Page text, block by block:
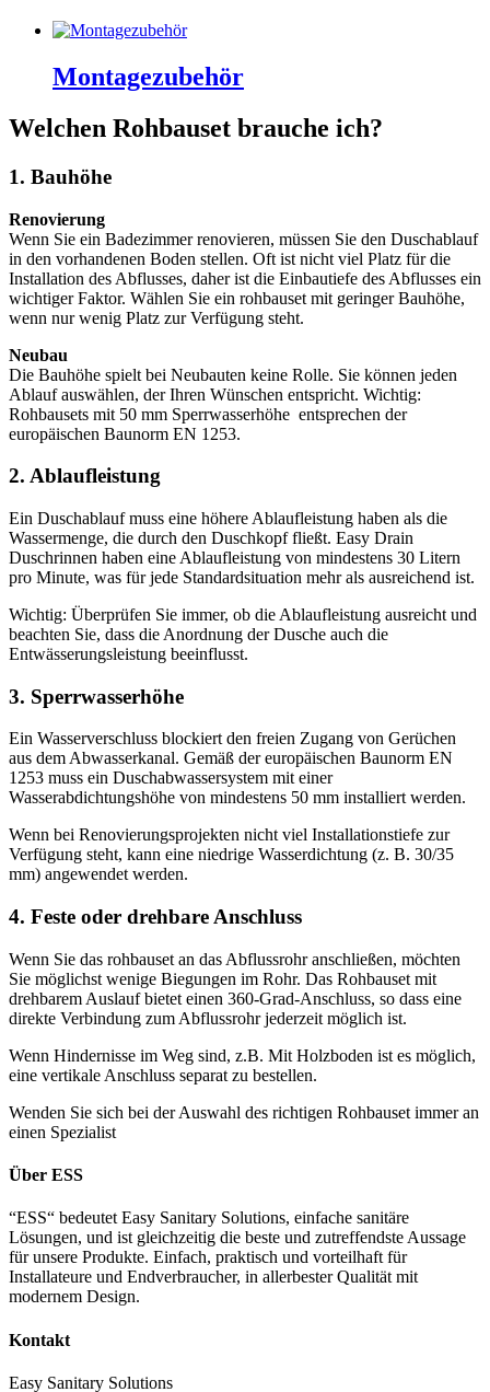
Montagezubehör
Welchen Rohbauset brauche ich?
1. Bauhöhe
Renovierung
Wenn Sie ein Badezimmer renovieren, müssen Sie den Duschablauf
in den vorhandenen Boden stellen. Oft ist nicht viel Platz für die
Installation des Abflusses, daher ist die Einbautiefe des Abflusses ein
wichtiger Faktor. Wählen Sie ein rohbauset mit geringer Bauhöhe,
wenn nur wenig Platz zur Verfügung steht.
Neubau
Die Bauhöhe spielt bei Neubauten keine Rolle. Sie können jeden
Ablauf auswählen, der Ihren Wünschen entspricht. Wichtig:
Rohbausets mit 50 mm Sperrwasserhöhe entsprechen der
europäischen Baunorm EN 1253.
2. Ablaufleistung
Ein Duschablauf muss eine höhere Ablaufleistung haben als die
Wassermenge, die durch den Duschkopf fließt. Easy Drain
Duschrinnen haben eine Ablaufleistung von mindestens 30 Litern
pro Minute, was für jede Standardsituation mehr als ausreichend ist.
Wichtig: Überprüfen Sie immer, ob die Ablaufleistung ausreicht und
beachten Sie, dass die Anordnung der Dusche auch die
Entwässerungsleistung beeinflusst.
3. Sperrwasserhöhe
Ein Wasserverschluss blockiert den freien Zugang von Gerüchen
aus dem Abwasserkanal. Gemäß der europäischen Baunorm EN
1253 muss ein Duschabwassersystem mit einer
Wasserabdichtungshöhe von mindestens 50 mm installiert werden.
Wenn bei Renovierungsprojekten nicht viel Installationstiefe zur
Verfügung steht, kann eine niedrige Wasserdichtung (z. B. 30/35
mm) angewendet werden.
4. Feste oder drehbare Anschluss
Wenn Sie das rohbauset an das Abflussrohr anschließen, möchten
Sie möglichst wenige Biegungen im Rohr. Das Rohbauset mit
drehbarem Auslauf bietet einen 360-Grad-Anschluss, so dass eine
direkte Verbindung zum Abflussrohr jederzeit möglich ist.
Wenn Hindernisse im Weg sind, z.B. Mit Holzboden ist es möglich,
eine vertikale Anschluss separat zu bestellen.
Wenden Sie sich bei der Auswahl des richtigen Rohbauset immer an
einen Spezialist
Über ESS
“ESS“ bedeutet Easy Sanitary Solutions, einfache sanitäre
Lösungen, und ist gleichzeitig die beste und zutreffendste Aussage
für unsere Produkte. Einfach, praktisch und vorteilhaft für
Installateure und Endverbraucher, in allerbester Qualität mit
modernem Design.
Kontakt
Easy Sanitary Solutions